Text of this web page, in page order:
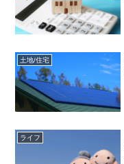
土地/住宅
ライフ